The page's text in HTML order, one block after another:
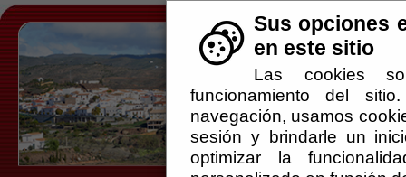
Sus opciones
en este sitio
Las cookies
funcionamiento del
navegación, usamos
sesión y brindarle un
optimizar la